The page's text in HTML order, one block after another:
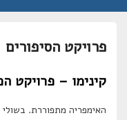
פרויקט הסיפורים
קינימו – פרויקט
האימפריה מתפוררת.